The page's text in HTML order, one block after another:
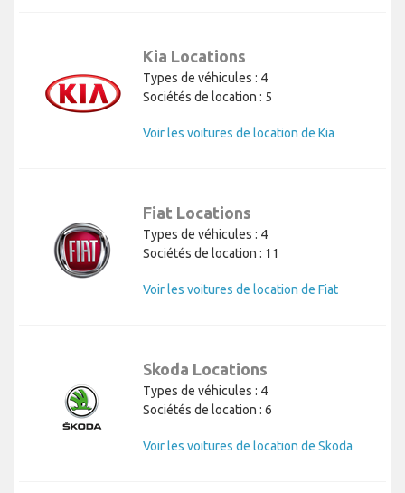
Kia Locations
Types de véhicules : 4
Sociétés de location : 5
Voir les voitures de location de Kia
Fiat Locations
Types de véhicules : 4
Sociétés de location : 11
Voir les voitures de location de Fiat
Skoda Locations
Types de véhicules : 4
Sociétés de location : 6
Voir les voitures de location de Skoda